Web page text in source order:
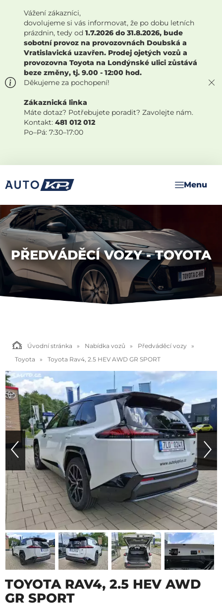
Vážení zákazníci,
dovolujeme si vás informovat, že po dobu letních
prázdnin, tedy od 1.7.2026 do 31.8.2026, bude
sobotní provoz na provozovnách Doubská a
Vratislavická uzavřen. Prodej ojetých vozů a
provozovna Toyota na Londýnské ulici zůstává
beze změny, tj. 9.00 - 12:00 hod.
Děkujeme za pochopení!
Zákaznická linka
Máte dotaz? Potřebujete poradit? Zavolejte nám.
Kontakt: 481 012 012
Po–Pá: 7:30–17:00
PŘEDVÁDĚCÍ VOZY - TOYOTA
Úvodní stránka Nabídka vozů
Předváděcí vozy
Toyota
Toyota Rav4, 2.5 HEV AWD GR SPORT
TOYOTA RAV4, 2.5 HEV AWD
GR SPORT